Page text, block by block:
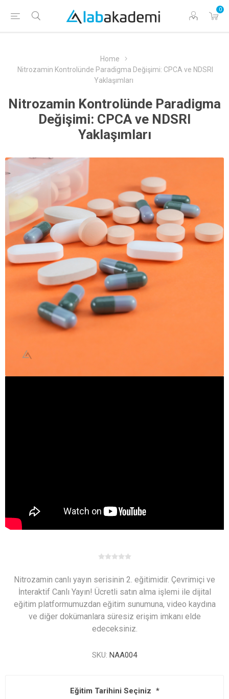
0
Home
Nitrozamin Kontrolünde Paradigma Değişimi: CPCA ve NDSRI
Yaklaşımları
Nitrozamin Kontrolünde Paradigma
Değişimi: CPCA ve NDSRI
Yaklaşımları
Nitrozamin canlı yayın serisinin 2. eğitimidir. Çevrimiçi ve
İnteraktif Canlı Yayın! Ücretli satın alma işlemi ile dijital
eğitim platformumuzdan eğitim sunumuna, video kaydına
ve diğer dokümanlara süresiz erişim imkanı elde
edeceksiniz.
SKU: NAA004
Eğitim Tarihini Seçiniz *